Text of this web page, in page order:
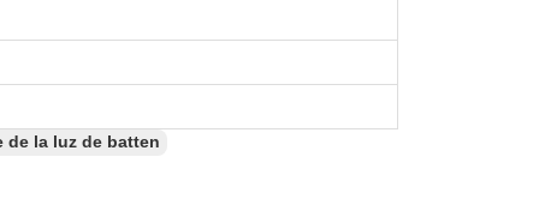
de la luz de batten